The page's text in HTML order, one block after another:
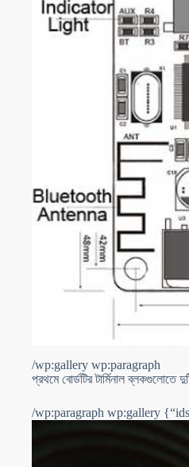
/wp:gallery wp:paragraph
প্রথমে বোর্ডটির টার্মিনাল ব্লকগুলোতে
/wp:paragraph wp:gallery